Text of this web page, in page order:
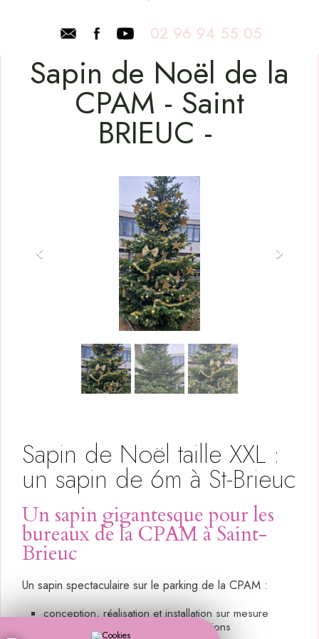
02 96 94 55 05
Sapin de Noël de la
CPAM - Saint
BRIEUC -
Sapin de Noël taille XXL :
un sapin de 6m à St-Brieuc
Un sapin gigantesque pour les
bureaux de la CPAM à Saint-
Brieuc
Un sapin spectaculaire sur le parking de la CPAM :
conception, réalisation et installation sur mesure
décorations lumineuses et compositions